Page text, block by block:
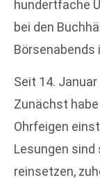
hundertfache
bei den
Börsenabends
Seit 14.
Zunächst
Ohrfeigen
Lesungen sind
reinsetzen,